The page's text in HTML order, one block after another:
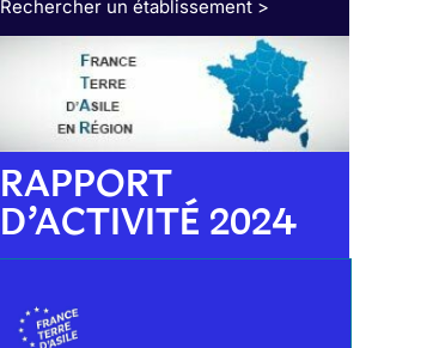
Rechercher un établissement >
RAPPORT
D’ACTIVITÉ 2024